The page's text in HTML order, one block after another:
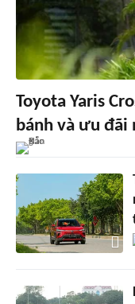
Toyota Yaris
bánh và ưu